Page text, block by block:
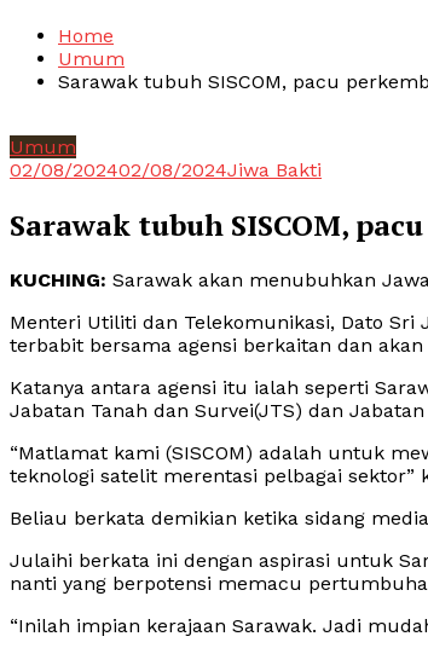
Home
Umum
Sarawak tubuh SISCOM, pacu
Umum
02/08/202402/08/2024Jiwa Bakti
Sarawak tubuh SISCOM,
KUCHING: Sarawak akan menubuhkan
Menteri Utiliti dan Telekomunikasi, Dato
terbabit bersama agensi berkaitan dan
Katanya antara agensi itu ialah seperti
Jabatan Tanah dan Survei(JTS) dan
“Matlamat kami (SISCOM) adalah untuk
teknologi satelit merentasi pelbagai sektor”
Beliau berkata demikian ketika sidang
Julaihi berkata ini dengan aspirasi untuk
nanti yang berpotensi memacu
“Inilah impian kerajaan Sarawak. Jadi